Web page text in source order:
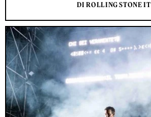
DI ROLLING STONE IT